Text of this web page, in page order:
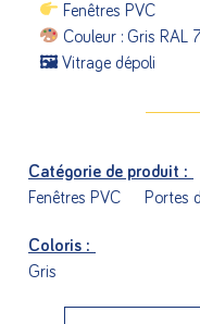
Fenêtres PVC
Couleur : Gris RAL
🖼 Vitrage dépoli
Catégorie de produit :
Fenêtres PVC
Portes
Coloris :
Gris